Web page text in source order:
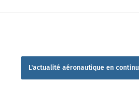
L'actualité aéronautique en continu